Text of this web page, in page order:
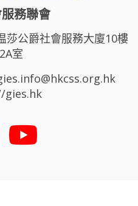
務聯會
公爵社會服務大廈10樓
室